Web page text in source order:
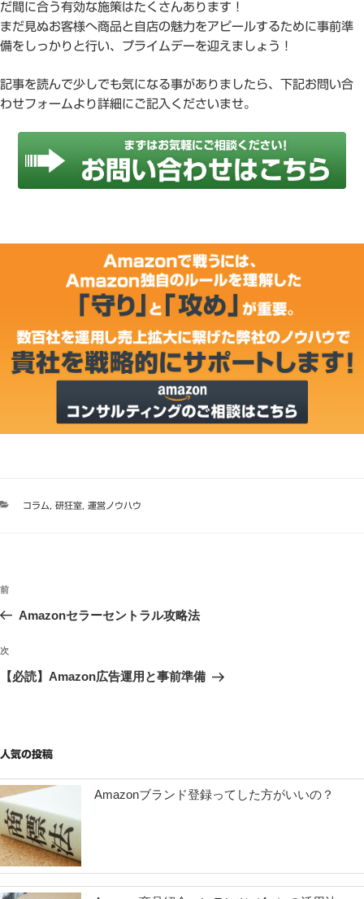
だ間に合う有効な施策はたくさんあります！
まだ見ぬお客様へ商品と自店の魅力をアピールするために事前準
備をしっかりと行い、プライムデーを迎えましょう！
記事を読んで少しでも気になる事がありましたら、下記お問い合
わせフォームより詳細にご記入くださいませ。
カ
コラム 研狂室, 運営ノウハウ
投
ビ
ゲ
ン
過
去
投
稿
前
Amazonセラーセントラル攻略法
次
の
次
【必読】Amazon広告運用と事前準備
人気の投稿
Amazonブランド登録ってした方がいいの？